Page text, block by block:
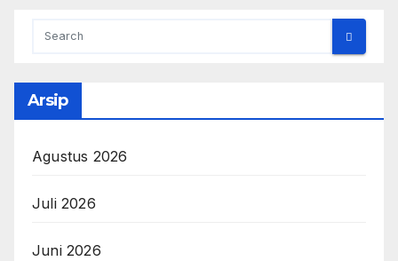
Arsip
Agustus 2026
Juli 2026
Juni 2026